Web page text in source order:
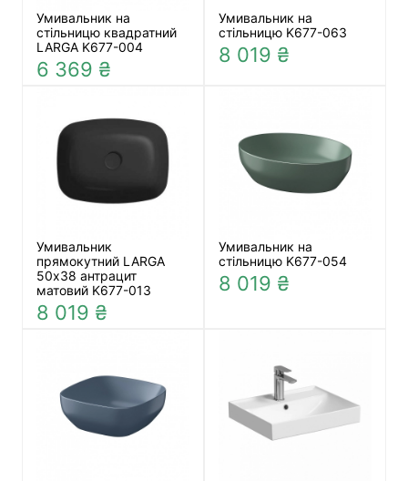
Умивальник на
стільницю квадратний
LARGA K677-004
6 369 ₴
Умивальник на
стільницю K677-063
8 019 ₴
Умивальник
прямокутний LARGA
50х38 антрацит
матовий K677-013
8 019 ₴
Умивальник на
стільницю K677-054
8 019 ₴